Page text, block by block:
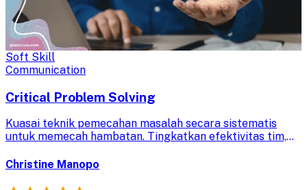
Soft Skill
Communication
Critical Problem Solving
Kuasai teknik pemecahan masalah secara sistematis
untuk memecah hambatan. Tingkatkan efektivitas tim,
lingkungan kerja profesional.
Christine Manopo